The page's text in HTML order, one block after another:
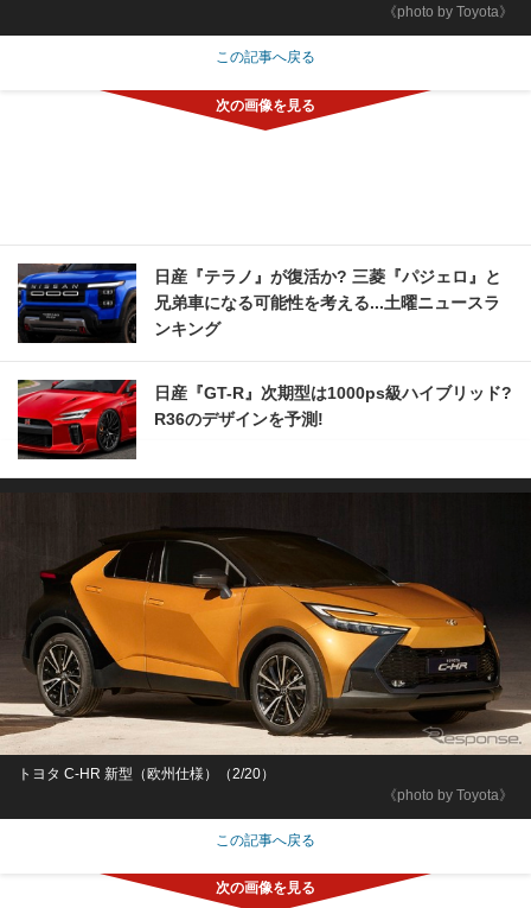
《photo by Toyota》
この記事へ戻る
日産『テラノ』が復活か? 三菱『パジェロ』と
兄弟車になる可能性を考える...土曜ニュースラ
ンキング
日産『GT-R』次期型は1000ps級ハイブリッド?
R36のデザインを予測!
《photo by Toyota》
トヨタ C-HR 新型（欧州仕様）（2/20）
この記事へ戻る